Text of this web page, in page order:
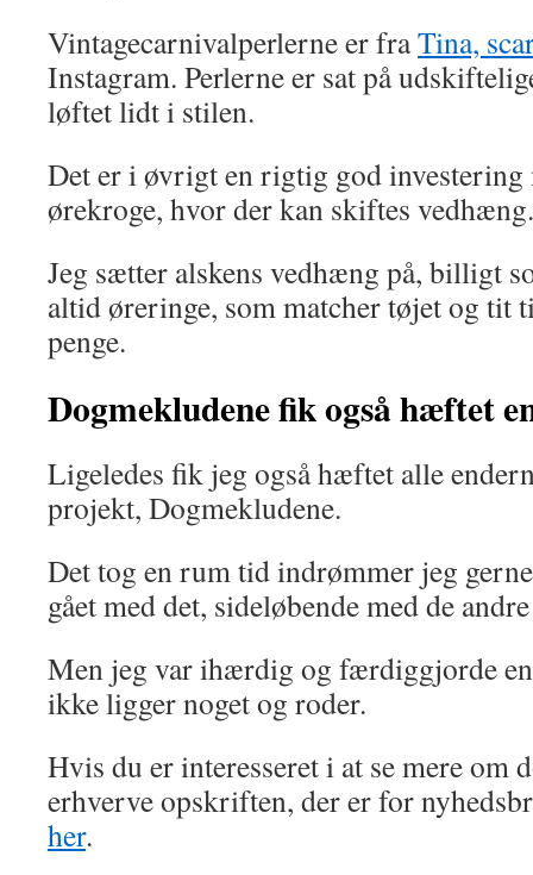
Vintagecarnivalperlerne er fraTina,
Instagram. Perlerne er sat på
løftet lidt i stilen.
Det er i øvrigt en rigtig god investering
ørekroge, hvor der kan skiftes vedhæng.
Jeg sætter alskens vedhæng på, billigt
altid øreringe, som matcher tøjet og tit
penge.
Dogmekludene fik også hæftet
Ligeledes fik jeg også hæftet alle
projekt, Dogmekludene.
Det tog en rum tid indrømmer jeg
gået med det, sideløbende med de
Men jeg var ihærdig og færdiggjorde
ikke ligger noget og roder.
Hvis du er interesseret i at se mere om
erhverve opskriften, der er for
her.